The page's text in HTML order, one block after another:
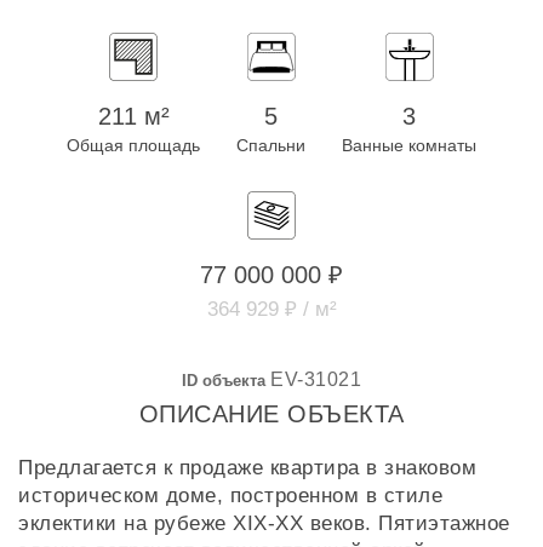
211 м²
Общая площадь
5
Спальни
3
Ванные комнаты
77 000 000 ₽
364 929 ₽ / м²
ID объекта EV-31021
ОПИСАНИЕ ОБЪЕКТА
Предлагается к продаже квартира в знаковом
историческом доме, построенном в стиле
эклектики на рубеже XIX-XX веков. Пятиэтажное